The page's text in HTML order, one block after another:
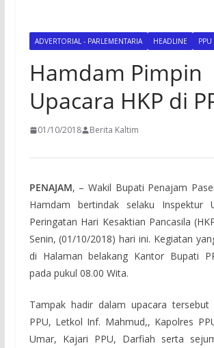
ADVERTORIAL - PARLEMENTARIA HEADLINE PPU
Hamdam Pimpin
Upacara HKP di
01/10/2018 Berita Kaltim
PENAJAM, – Wakil Bupati Penajam
Hamdam bertindak selaku Inspektur
Peringatan Hari Kesaktian Pancasila
Senin, (01/10/2018) hari ini. Kegiatan
di Halaman belakang Kantor Bupati
pada pukul 08.00 Wita.
Tampak hadir dalam upacara tersebut
PPU, Letkol Inf. Mahmud,, Kapolres
Umar, Kajari PPU, Darfiah serta